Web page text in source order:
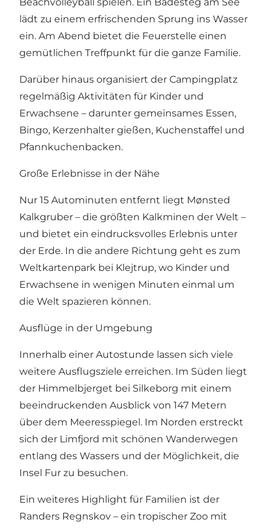
lädt zu einem erfrischenden Sprung ins Wasser
ein. Am Abend bietet die Feuerstelle einen
gemütlichen Treffpunkt für die ganze Familie.
Darüber hinaus organisiert der Campingplatz
regelmäßig Aktivitäten für Kinder und
Erwachsene – darunter gemeinsames Essen,
Bingo, Kerzenhalter gießen, Kuchenstaffel und
Pfannkuchenbacken.
Große Erlebnisse in der Nähe
Nur 15 Autominuten entfernt liegt Mønsted
Kalkgruber – die größten Kalkminen der Welt –
und bietet ein eindrucksvolles Erlebnis unter
der Erde. In die andere Richtung geht es zum
Weltkartenpark bei Klejtrup, wo Kinder und
Erwachsene in wenigen Minuten einmal um
die Welt spazieren können.
Ausflüge in der Umgebung
Innerhalb einer Autostunde lassen sich viele
weitere Ausflugsziele erreichen. Im Süden liegt
der Himmelbjerget bei Silkeborg mit einem
beeindruckenden Ausblick von 147 Metern
über dem Meeresspiegel. Im Norden erstreckt
sich der Limfjord mit schönen Wanderwegen
entlang des Wassers und der Möglichkeit, die
Insel Fur zu besuchen.
Ein weiteres Highlight für Familien ist der
Randers Regnskov – ein tropischer Zoo mit